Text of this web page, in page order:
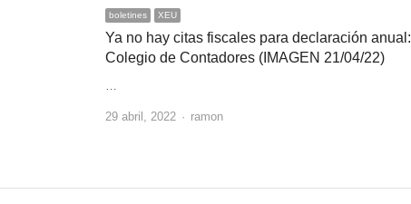
boletines XEU
Ya no hay citas fiscales para declaración anual:
Colegio de Contadores (IMAGEN 21/04/22)
…
29 abril, 2022 Author
ramon